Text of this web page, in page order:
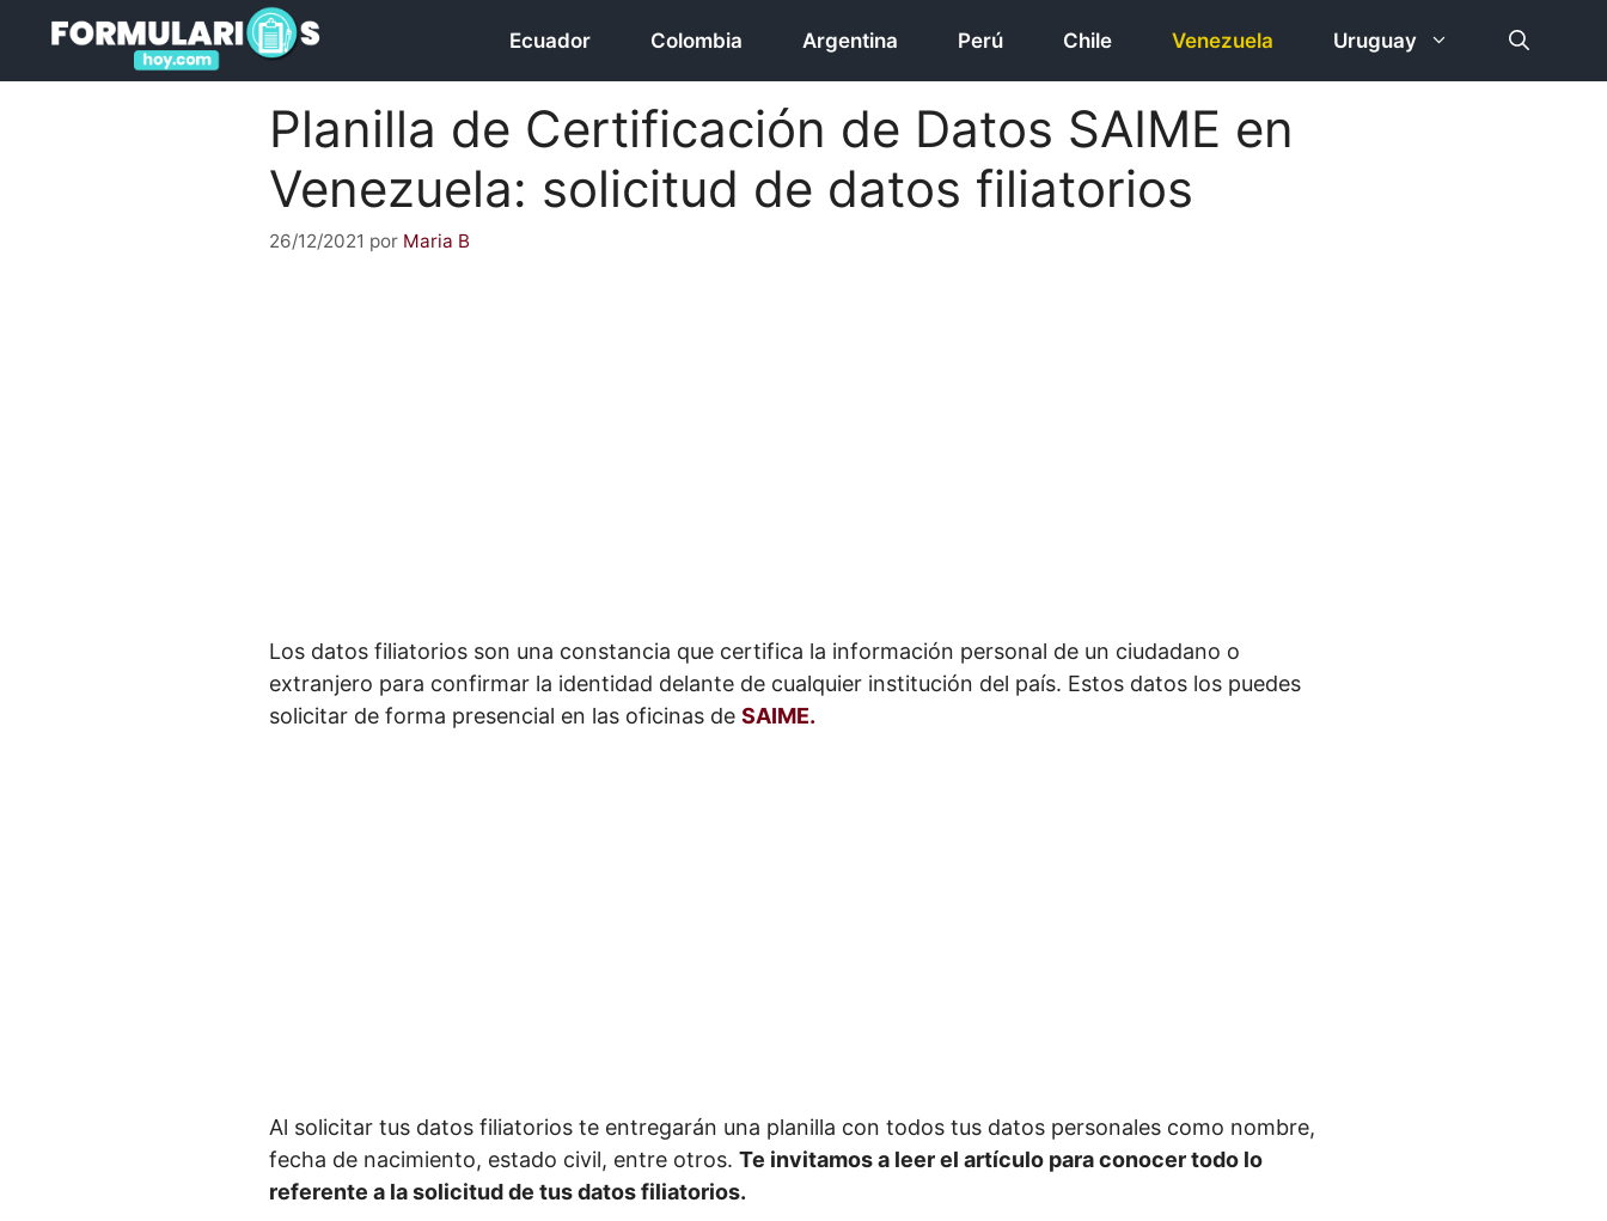
contenido
Ecuador Colombia Argentina Perú Chile Venezuela Uruguay
Planilla de Certificación de Datos SAIME en
Venezuela: solicitud de datos filiatorios
26/12/2021 por Maria B
Los datos filiatorios son una constancia que certifica la información personal de un ciudadano o
extranjero para confirmar la identidad delante de cualquier institución del país. Estos datos los puedes
solicitar de forma presencial en las oficinas de SAIME.
Al solicitar tus datos filiatorios te entregarán una planilla con todos tus datos personales como nombre,
fecha de nacimiento, estado civil, entre otros. Te invitamos a leer el artículo para conocer todo lo
referente a la solicitud de tus datos filiatorios.